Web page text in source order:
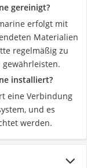
gereinigt?
erfolgt mit
Materialien
regelmäßig zu
installiert?
eine Verbindung
und es
werden.